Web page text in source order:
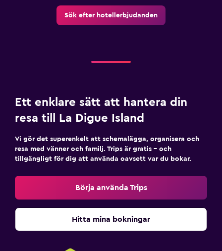
Sök efter hotellerbjudanden
Ett enklare sätt att hantera din
resa till La Digue Island
Vi gör det superenkelt att schemalägga, organisera och
resa med vänner och familj. Trips är gratis – och
tillgängligt för dig att använda oavsett var du bokar.
Börja använda Trips
Hitta mina bokningar